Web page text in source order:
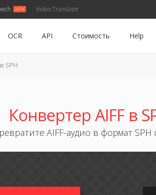
Video Translator
OCR API Стоимость Help
SPH
Конвертер AIFF в
AIFF-аудио в формат SPH